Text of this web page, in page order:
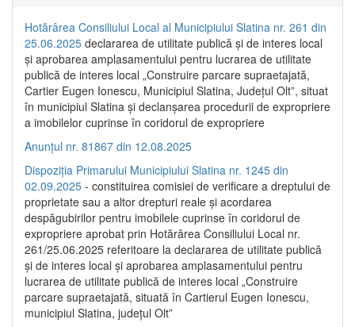
Hotărârea Consiliului Local al Municipiului Slatina nr. 261 din
25.06.2025 declararea de utilitate publică și de interes local
și aprobarea amplasamentului pentru lucrarea de utilitate
publică de interes local „Construire parcare supraetajată,
Cartier Eugen Ionescu, Municipiul Slatina, Județul Olt”, situat
în municipiul Slatina și declanșarea procedurii de expropriere
a imobilelor cuprinse în coridorul de expropriere
Anunțul nr. 81867 din 12.08.2025
Dispoziția Primarului Municipiului Slatina nr. 1245 din
02.09.2025 - constituirea comisiei de verificare a dreptului de
proprietate sau a altor drepturi reale și acordarea
despăgubirilor pentru imobilele cuprinse în coridorul de
expropriere aprobat prin Hotărârea Consiliului Local nr.
261/25.06.2025 referitoare la declararea de utilitate publică
și de interes local și aprobarea amplasamentului pentru
lucrarea de utilitate publică de interes local „Construire
parcare supraetajată, situată în Cartierul Eugen Ionescu,
municipiul Slatina, județul Olt”